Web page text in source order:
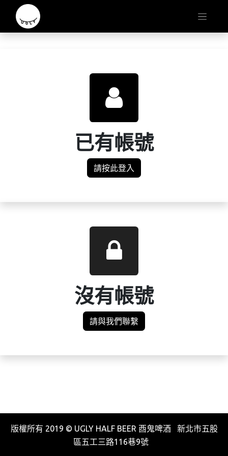
已有帳號
請按此登入
沒有帳號
請與我們聯繫
版權所有 2019 © UGLY HALF BEER 酉鬼啤酒 新北市五股
區五工三路116巷9號